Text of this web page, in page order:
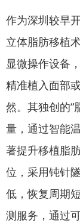
作为深圳较早
立体脂肪移植
显微操作设备
精准植入面部
然。其独创的“
量，通过智能
著提升移植脂
位，采用钝针
低，恢复周期
测服务，通过